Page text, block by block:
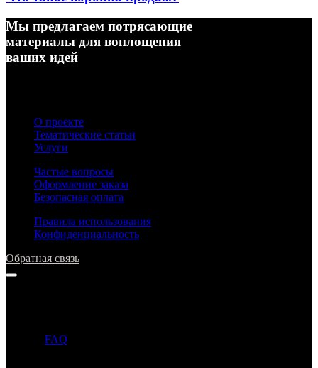
Мы предлагаем потрясающие
материалы для воплощения
ваших идей
О проекте
Тематические статьи
Услуги
Частые вопросы
Оформление заказа
Безопасная оплата
Правила использования
Конфиденциальность
Обратная связь
FAQ